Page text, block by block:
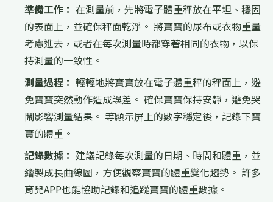
準備工作： 在測量前，先將電子體重秤放在平坦、穩固
的表面上，並確保秤面乾淨。 將寶寶的尿布或衣物重量
考慮進去，或者在每次測量時都穿著相同的衣物，以保
持測量的一致性。
測量過程： 輕輕地將寶寶放在電子體重秤的秤面上，避
免寶寶突然動作造成誤差。 確保寶寶保持安靜，避免哭
鬧影響測量結果。 等顯示屏上的數字穩定後，記錄下寶
寶的體重。
記錄數據： 建議記錄每次測量的日期、時間和體重，並
繪製成長曲線圖，方便觀察寶寶的體重變化趨勢。 許多
育兒APP也能協助記錄和追蹤寶寶的體重數據。